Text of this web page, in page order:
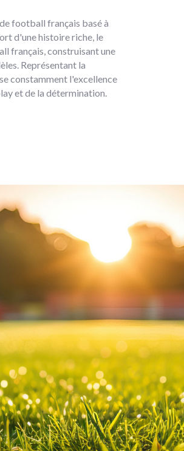
football français basé à
d'une histoire riche, le
français, construisant une
Représentant la
constamment l'excellence
et de la détermination.